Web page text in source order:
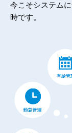
今こそシステム
時です。